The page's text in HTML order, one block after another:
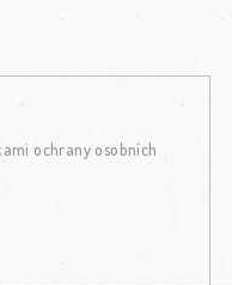
ochrany osobních